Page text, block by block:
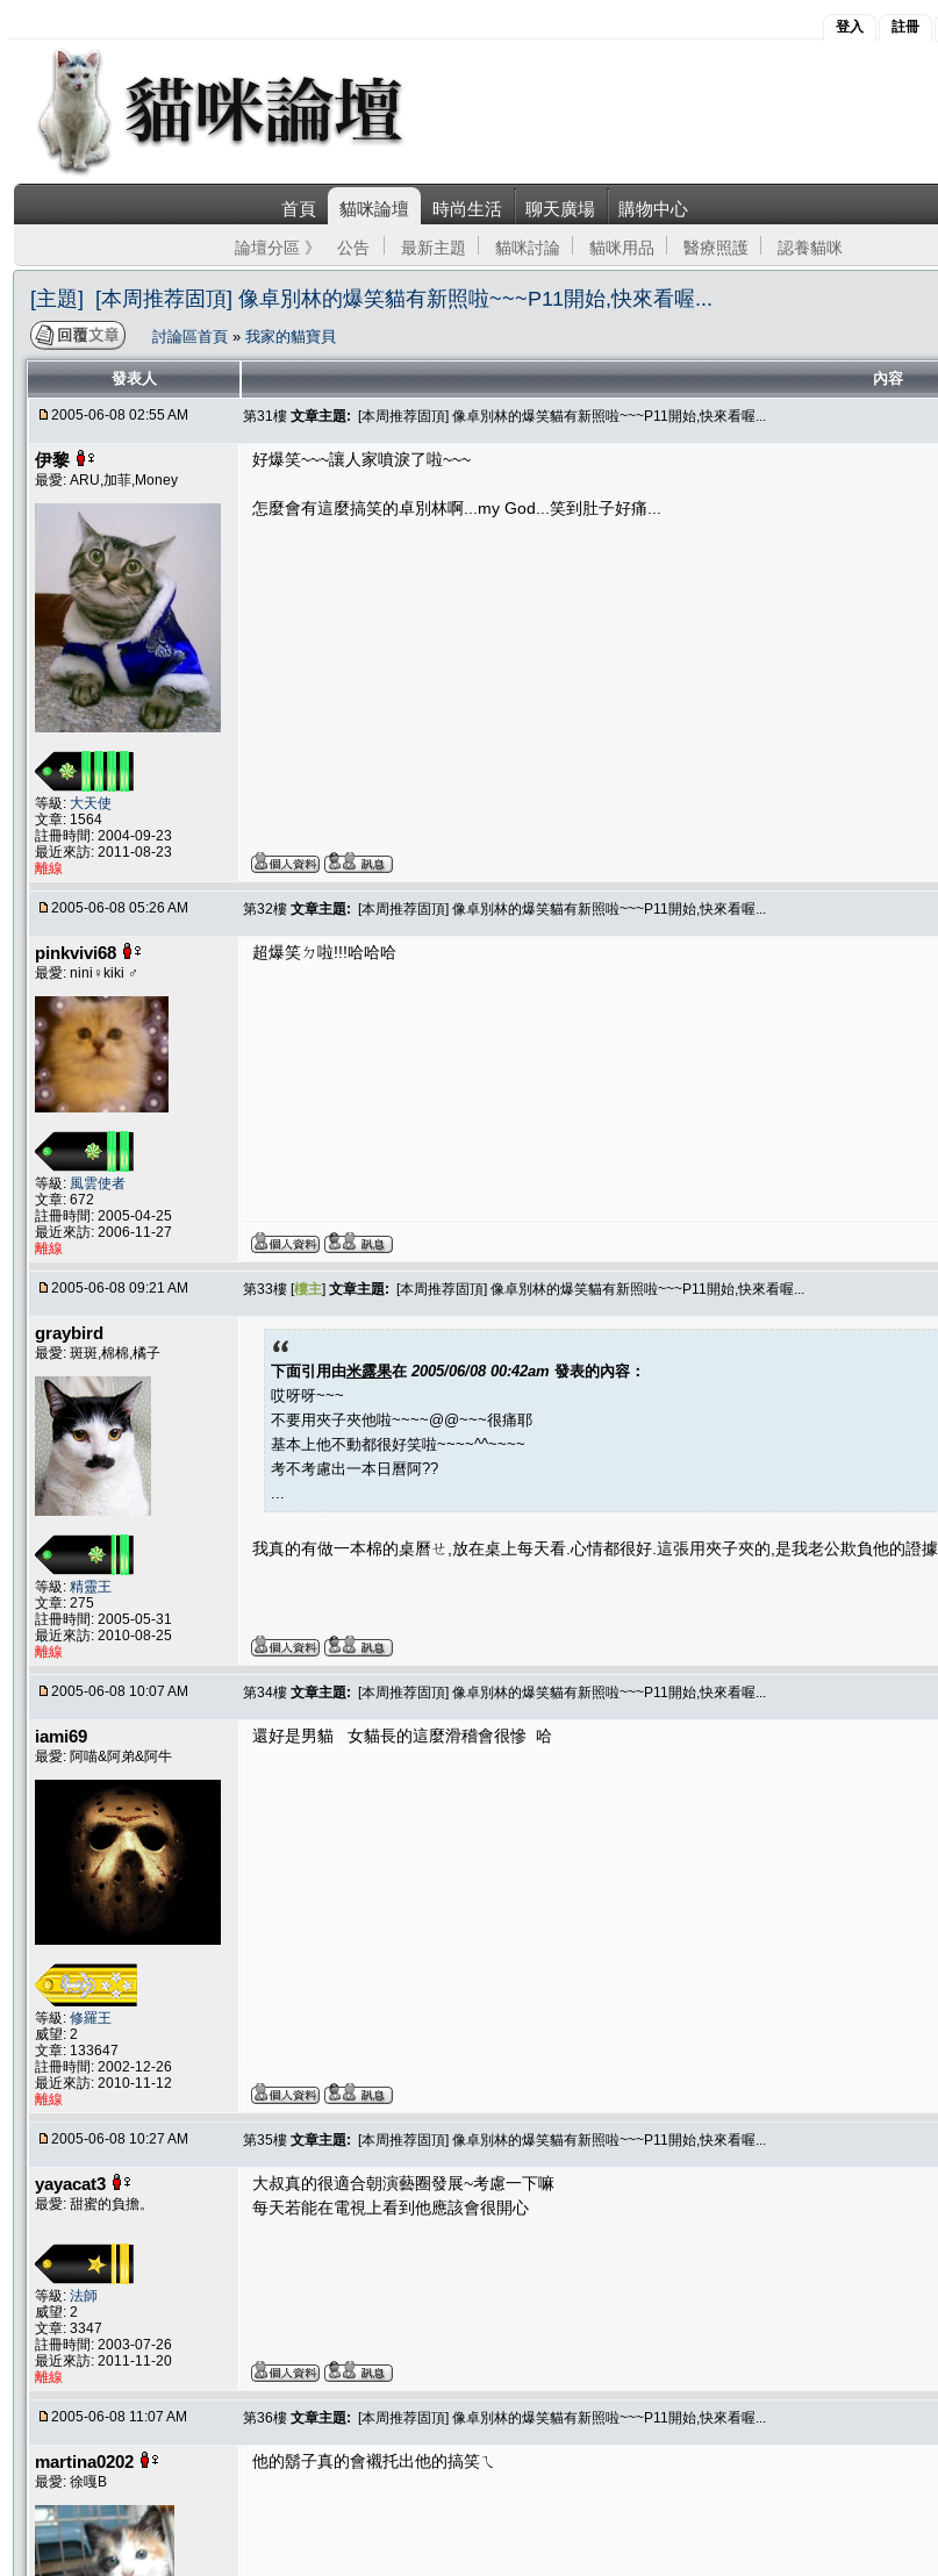
登入 註冊
首頁 貓咪論壇 時尚生活 聊天廣場 購物中心
論壇分區 》 公告 最新主題 貓咪討論 貓咪用品 醫療照護 認養貓咪
[主題] [本周推荐固頂] 像卓別林的爆笑貓有新照啦~~~P11開始,快來看喔...
討論區首頁 » 我家的貓寶貝
發表人 內容
2005-06-08 02:55 AM 第31樓 文章主題: [本周推荐固頂] 像卓別林的爆笑貓有新照啦~~~P11開始,快來看喔...
伊黎
最愛: ARU,加菲,Money
等級: 大天使
文章: 1564
註冊時間: 2004-09-23
最近來訪: 2011-08-23
離線
好爆笑~~~讓人家噴淚了啦~~~
怎麼會有這麼搞笑的卓別林啊...my God...笑到肚子好痛...
2005-06-08 05:26 AM 第32樓 文章主題: [本周推荐固頂] 像卓別林的爆笑貓有新照啦~~~P11開始,快來看喔...
pinkvivi68
最愛: nini♀kiki ♂
等級: 風雲使者
文章: 672
註冊時間: 2005-04-25
最近來訪: 2006-11-27
離線
超爆笑ㄉ啦!!!哈哈哈
2005-06-08 09:21 AM 第33樓 [樓主] 文章主題: [本周推荐固頂] 像卓別林的爆笑貓有新照啦~~~P11開始,快來看喔...
graybird
最愛: 斑斑,棉棉,橘子
等級: 精靈王
文章: 275
註冊時間: 2005-05-31
最近來訪: 2010-08-25
離線
下面引用由米露果在 2005/06/08 00:42am 發表的內容：
哎呀呀~~~
不要用夾子夾他啦~~~~@@~~~很痛耶
基本上他不動都很好笑啦~~~~^^~~~~
考不考慮出一本日曆阿??
我真的有做一本棉的桌曆ㄝ,放在桌上每天看.心情都很好.這張用夾子夾的,是我老公欺負他的證據.
2005-06-08 10:07 AM 第34樓 文章主題: [本周推荐固頂] 像卓別林的爆笑貓有新照啦~~~P11開始,快來看喔...
iami69
最愛: 阿喵&阿弟&阿牛
等級: 修羅王
威望: 2
文章: 133647
註冊時間: 2002-12-26
最近來訪: 2010-11-12
離線
還好是男貓 女貓長的這麼滑稽會很慘 哈
2005-06-08 10:27 AM 第35樓 文章主題: [本周推荐固頂] 像卓別林的爆笑貓有新照啦~~~P11開始,快來看喔...
yayacat3
最愛: 甜蜜的負擔。
等級: 法師
威望: 2
文章: 3347
註冊時間: 2003-07-26
最近來訪: 2011-11-20
離線
大叔真的很適合朝演藝圈發展~考慮一下嘛
每天若能在電視上看到他應該會很開心
2005-06-08 11:07 AM 第36樓 文章主題: [本周推荐固頂] 像卓別林的爆笑貓有新照啦~~~P11開始,快來看喔...
martina0202
最愛: 徐嘎B
他的鬍子真的會襯托出他的搞笑ㄟ